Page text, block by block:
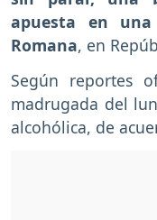
apuesta en
Romana, en
Según reportes
madrugada del
alcohólica, de